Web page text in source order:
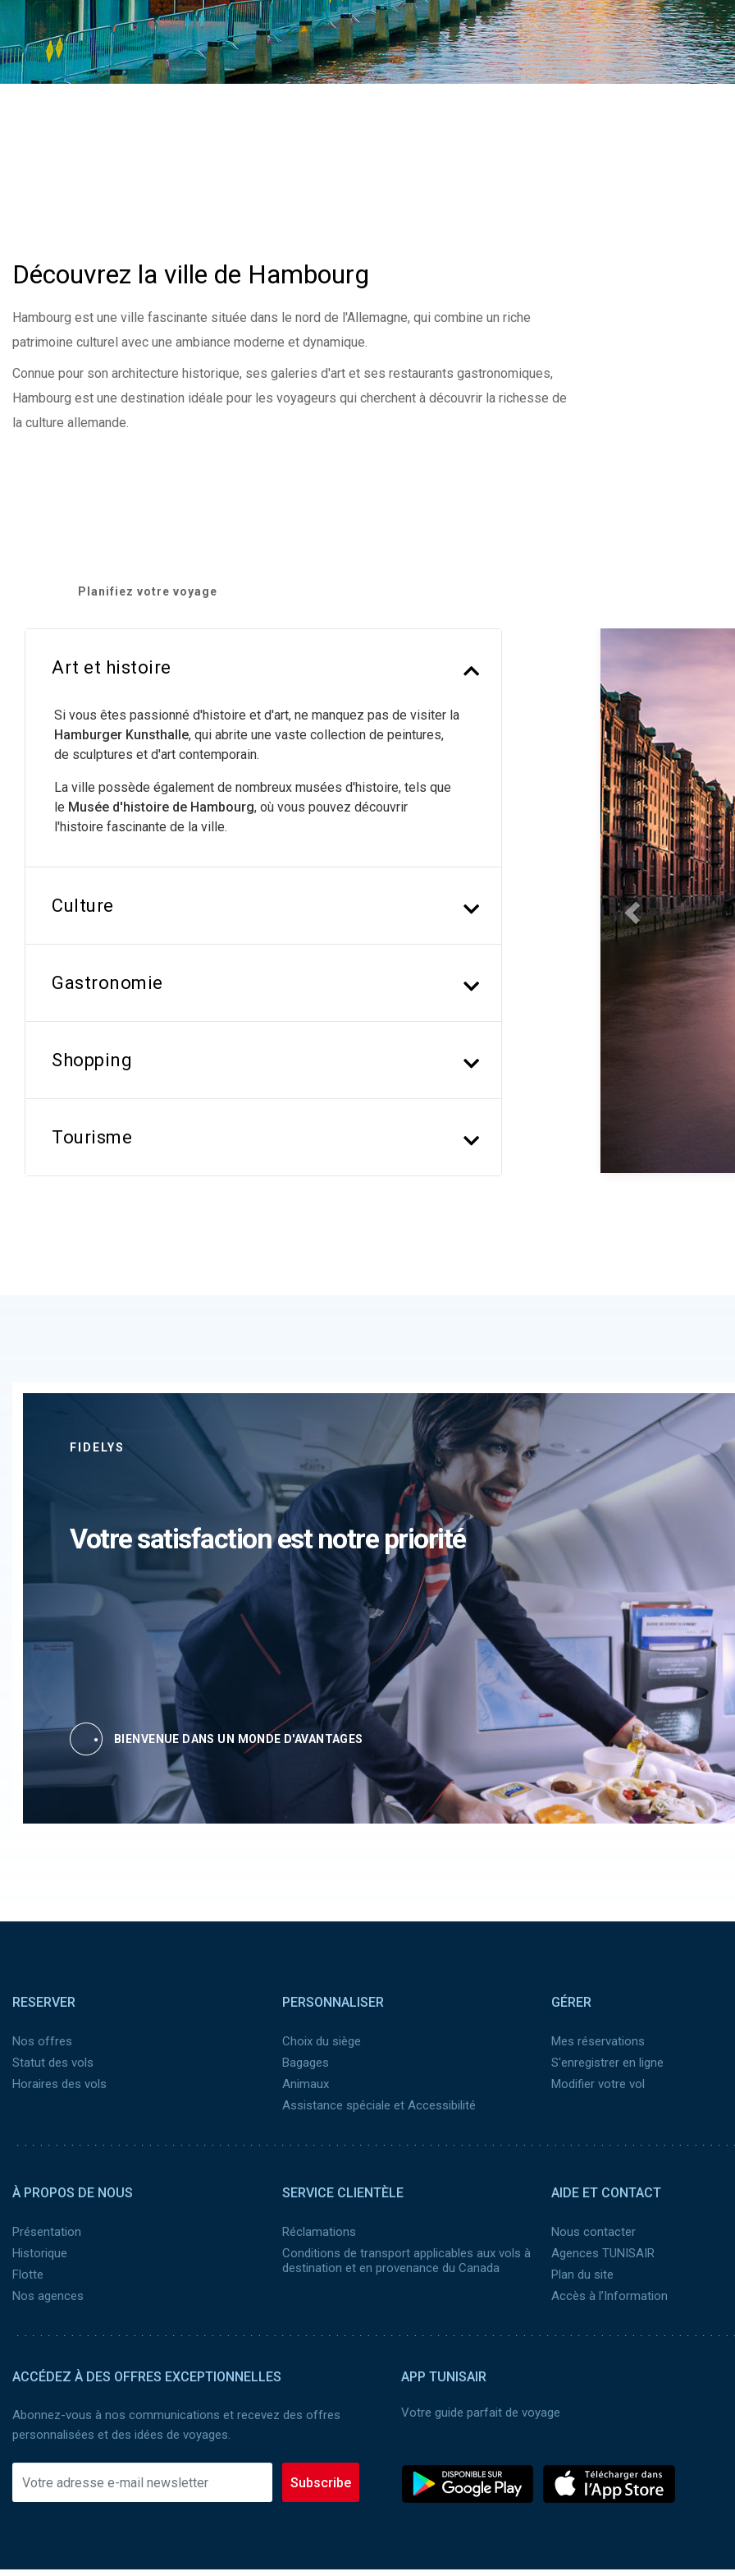
Découvrez la ville de Hambourg
Hambourg est une ville fascinante située dans le nord de l'Allemagne, qui combine un riche
patrimoine culturel avec une ambiance moderne et dynamique.
Connue pour son architecture historique, ses galeries d'art et ses restaurants gastronomiques,
Hambourg est une destination idéale pour les voyageurs qui cherchent à découvrir la richesse de
la culture allemande.
Planifiez votre voyage
Art et histoire
Si vous êtes passionné d'histoire et d'art, ne manquez pas de visiter la
Hamburger Kunsthalle, qui abrite une vaste collection de peintures,
de sculptures et d'art contemporain.
La ville possède également de nombreux musées d'histoire, tels que
le Musée d'histoire de Hambourg, où vous pouvez découvrir
l'histoire fascinante de la ville.
Culture
Gastronomie
Shopping
Tourisme
FIDELYS
Votre satisfaction est notre priorité
BIENVENUE DANS UN MONDE D'AVANTAGES
RESERVER
Nos offres
Statut des vols
Horaires des vols
PERSONNALISER
Choix du siège
Bagages
Animaux
Assistance spéciale et Accessibilité
GÉRER
Mes réservations
S'enregistrer en ligne
Modifier votre vol
À PROPOS DE NOUS
Présentation
Historique
Flotte
Nos agences
SERVICE CLIENTÈLE
Réclamations
Conditions de transport applicables aux vols à
destination et en provenance du Canada
AIDE ET CONTACT
Nous contacter
Agences TUNISAIR
Plan du site
Accès à l’Information
ACCÉDEZ À DES OFFRES EXCEPTIONNELLES
Abonnez-vous à nos communications et recevez des offres
personnalisées et des idées de voyages.
Subscribe
APP TUNISAIR
Votre guide parfait de voyage